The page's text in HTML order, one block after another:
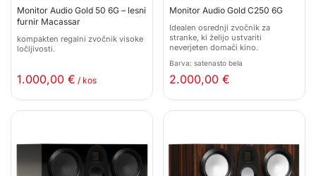
Monitor Audio Gold 50 6G – lesni
furnir Macassar
kompakten regalni zvočnik visoke
ločljivosti.
1.000,00 € / kos
Monitor Audio Gold C250 6G
Idealen osrednji zvočnik za
stranke, ki želijo ustvariti
neverjeten domači kino.
Barva: satenasto bela
2.000,00 €